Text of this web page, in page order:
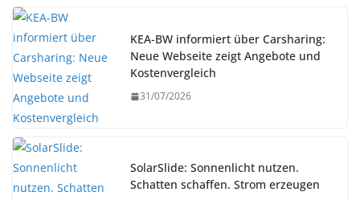
KEA-BW informiert über Carsharing:
Neue Webseite zeigt Angebote und
Kostenvergleich
31/07/2026
SolarSlide: Sonnenlicht nutzen.
Schatten schaffen. Strom erzeugen